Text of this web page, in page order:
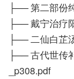
├── 第二部份
├── 戴宁治疗
├── 二仙白芷
├── 古代世传
_p308.pdf